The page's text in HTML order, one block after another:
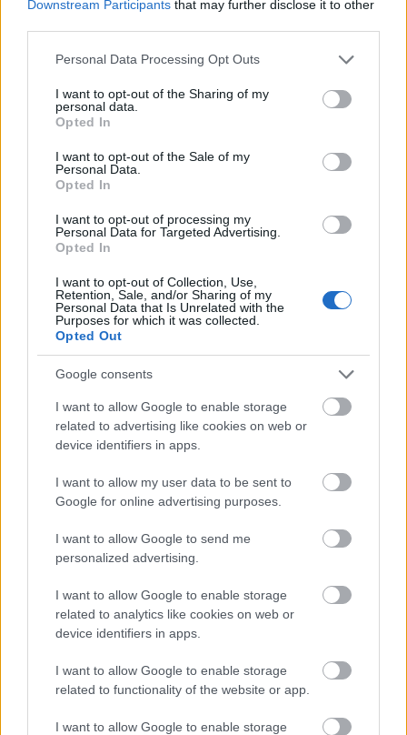
Downstream Participants that may further disclose it to other
Please note that this website/app uses one or more Google
not limited to your visit or usage behaviour. You may click to
grant or deny consent to Google and its third-party tags to
use your data for below specified purposes in below Google
consent section.
Personal Data Processing Opt Outs
I want to opt-out of the Sharing of my
personal data.
Opted In
I want to opt-out of the Sale of my
Personal Data.
Opted In
I want to opt-out of processing my
Personal Data for Targeted Advertising.
Opted In
I want to opt-out of Collection, Use,
Retention, Sale, and/or Sharing of my
Personal Data that Is Unrelated with the
Purposes for which it was collected.
Opted Out
Google consents
I want to allow Google to enable storage
related to advertising like cookies on web or
device identifiers in apps.
I want to allow my user data to be sent to
Google for online advertising purposes.
I want to allow Google to send me
personalized advertising.
I want to allow Google to enable storage
related to analytics like cookies on web or
device identifiers in apps.
I want to allow Google to enable storage
related to functionality of the website or app.
I want to allow Google to enable storage
HÍREK 41 perce
Házban gazdagok, készpénzben szegények
a magyarok
INGATLAN 2 órája
Ennyiből lehet energetikailag korszerűsíteni
egy lakást
HÍREK 2 órája
Elérkezett a fordulópont:megállt a Duna
HÍREK 4 órája
NÉPSZERŰ